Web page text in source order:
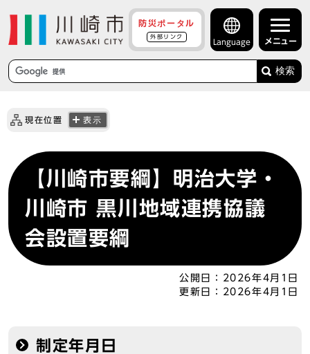
防災ポータル
外部リンク
Language メニュー
検索
現在位置 表示
【川崎市要綱】明治大学・
川崎市 黒川地域連携協議
会設置要綱
公開日：
2026年4月1日
更新日：
2026年4月1日
制定年月日